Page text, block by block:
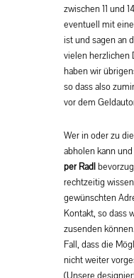
zwischen 11 und
eventuell mit
ist und sagen an
vielen herzlichen
haben wir
so dass also
vor dem
Wer in oder zu
abholen kann
per Radl
rechtzeitig
gewünschten
Kontakt, so dass
zusenden
Fall, dass die
nicht weiter
(Unsere